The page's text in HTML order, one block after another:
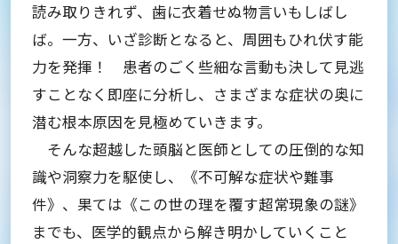
読み取りきれず、歯に衣着せぬ物言いもしばし
ば。一方、いざ診断となると、周囲もひれ伏す能
力を発揮！ 患者のごく些細な言動も決して見逃
すことなく即座に分析し、さまざまな症状の奥に
潜む根本原因を見極めていきます。
そんな超越した頭脳と医師としての圧倒的な知
識や洞察力を駆使し、《不可解な症状や難事
件》、果ては《この世の理を覆す超常現象の謎》
までも、医学的観点から解き明かしていくこと